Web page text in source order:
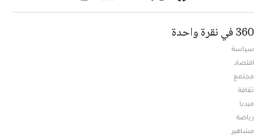
360 في نقرة واحدة
سياسة
اقتصاد
مجتمع
ثقافة
ميديا
رياضة
مشاهير